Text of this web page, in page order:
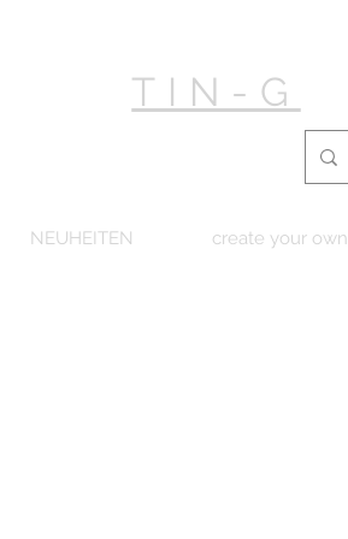
TIN-G
NEUHEITEN create your own